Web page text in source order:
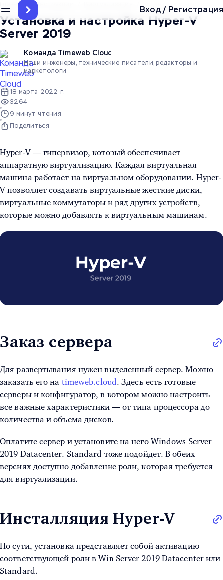
Вход/ Регистрация
Главная Инструкции
Установка и настройка Hyper-V
Server 2019
Команда Timeweb Cloud
Наши инженеры, технические писатели, редакторы и
маркетологи
18 марта 2022 г.
3264
9 минут чтения
Поделиться
Hyper-V— гипервизор, который обеспечивает
аппаратную виртуализацию. Каждая виртуальная
машина работает на виртуальном оборудовании. Hyper-
V позволяет создавать виртуальные жесткие диски,
виртуальные коммутаторы и ряд других устройств,
которые можно добавлять к виртуальным машинам.
Заказ сервера
Для развертывания нужен выделенный сервер. Можно
заказать его на timeweb.cloud. Здесь есть готовые
серверы и конфигуратор, в котором можно настроить
все важные характеристики — от типа процессора до
количества и объема дисков.
Оплатите сервер и установите на него Windows Server
2019 Datacenter. Standard тоже подойдет. В обеих
версиях доступно добавление роли, которая требуется
для виртуализации.
Инсталляция Hyper-V
По сути, установка представляет собой активацию
соответствующей роли вWin Server 2019 Datacenter или
Standard.